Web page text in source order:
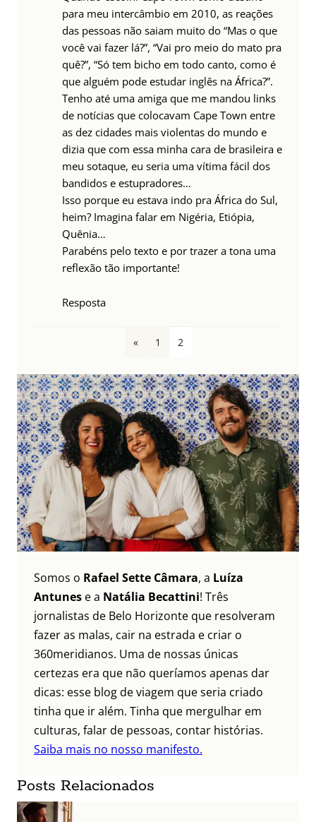
para meu intercâmbio em 2010, as reações
das pessoas não saiam muito do “Mas o que
você vai fazer lá?”, “Vai pro meio do mato pra
quê?”, “Só tem bicho em todo canto, como é
que alguém pode estudar inglês na África?”.
Tenho até uma amiga que me mandou links
de notícias que colocavam Cape Town entre
as dez cidades mais violentas do mundo e
dizia que com essa minha cara de brasileira e
meu sotaque, eu seria uma vítima fácil dos
bandidos e estupradores…
Isso porque eu estava indo pra África do Sul,
heim? Imagina falar em Nigéria, Etiópia,
Quênia…
Parabéns pelo texto e por trazer a tona uma
reflexão tão importante!
Resposta
« 1 2
Somos o Rafael Sette Câmara, a Luíza
Antunes e a Natália Becattini! Três
jornalistas de Belo Horizonte que resolveram
fazer as malas, cair na estrada e criar o
360meridianos. Uma de nossas únicas
certezas era que não queríamos apenas dar
dicas: esse blog de viagem que seria criado
tinha que ir além. Tinha que mergulhar em
culturas, falar de pessoas, contar histórias.
Saiba mais no nosso manifesto.
Posts Relacionados